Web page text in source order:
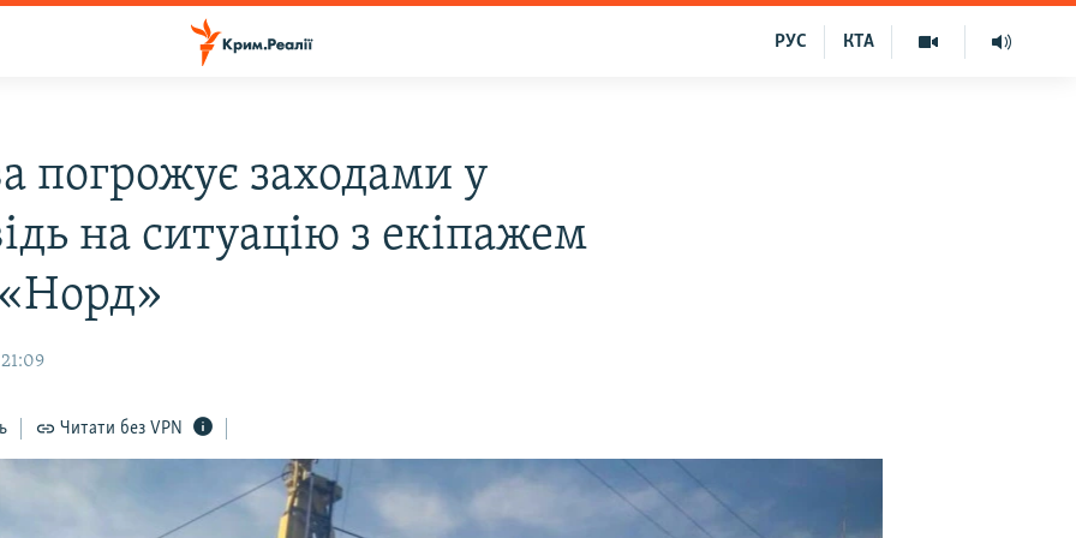
КТА
РУС
погрожує заходами у
на ситуацію з екіпажем
Читати без VPN